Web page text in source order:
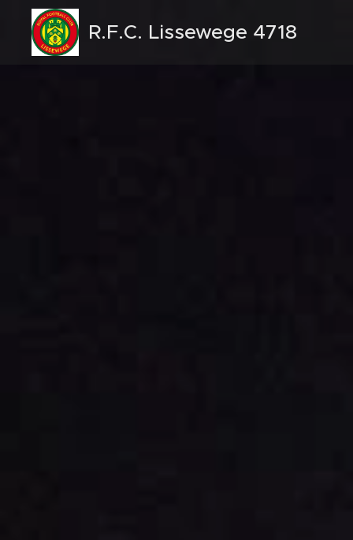
R.F.C. Lissewege 4718